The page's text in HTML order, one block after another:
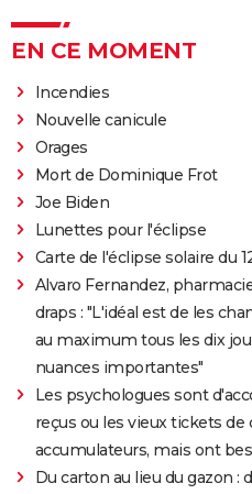
EN CE MOMENT
Incendies
Nouvelle canicule
Orages
Mort de Dominique Frot
Joe Biden
Lunettes pour l'éclipse
Carte de l'éclipse solaire du
Alvaro Fernandez,
draps : "L'idéal est de les
au maximum tous les dix
nuances importantes"
Les psychologues sont
reçus ou les vieux tickets de
accumulateurs, mais ont
Du carton au lieu du gazon :